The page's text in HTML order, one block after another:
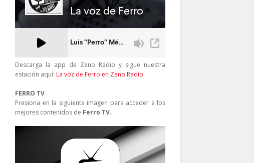
Descarga la app de Zeno Radio y sigue nuestra
estación aquí: La voz de Ferro en Zeno Radio
FERRO TV
Presiona en la siguiente imagen para acceder a los
mejores contenidos de Ferro TV.